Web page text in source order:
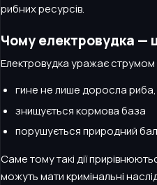
рибних ресурсів.
Чому електровудка —
Електровудка уражає струмом
гине не лише доросла
знищується кормова база
порушується природний
Саме тому такі дії
можуть мати кримінальні